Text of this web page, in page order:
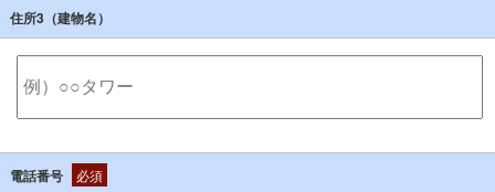
住所3（建物名）
電話番号 必須